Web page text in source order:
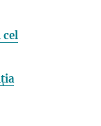
cel